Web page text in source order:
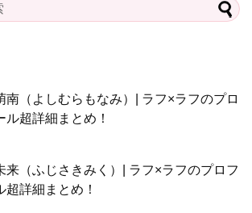
南（よしむらもなみ）| ラフ×ラフのプロ
ル超詳細まとめ！
来（ふじさきみく）| ラフ×ラフのプロフ
超詳細まとめ！